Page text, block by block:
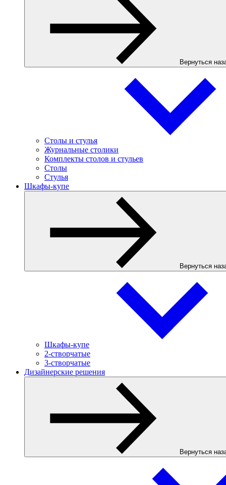
Вернуться
Столы и стулья
Журнальные столики
Комплекты столов и стульев
Столы
Стулья
Шкафы-купе
Вернуться
Шкафы-купе
2-створчатые
3-створчатые
Дизайнерские решения
Вернуться